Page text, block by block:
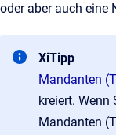
oder aber auch eine
XiTipp
Mandanten
kreiert. Wenn
Mandanten